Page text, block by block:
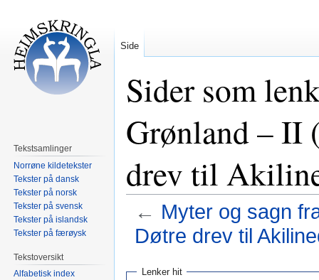
Sider som
Grønland – II
drev til
← Myter og sagn
Døtre drev til
Hopp
HoppLenker hit
Side
Tekstsamlinger
Norrøne kildetekster
Tekster på dansk
Tekster på norsk
Tekster på svensk
Tekster på islandsk
Tekster på færøysk
Tekstoversikt
Alfabetisk index